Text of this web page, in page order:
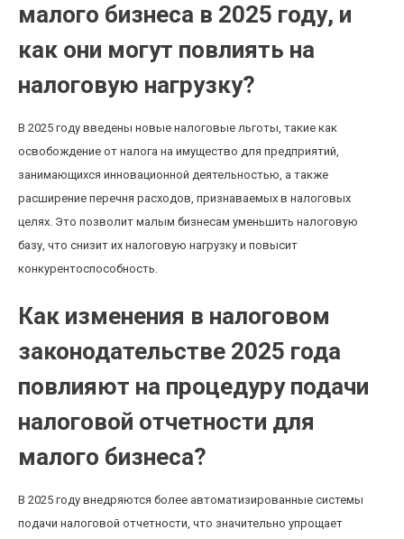
малого бизнеса в 2025 году, и
как они могут повлиять на
налоговую нагрузку?
В 2025 году введены новые налоговые льготы, такие как
освобождение от налога на имущество для предприятий,
занимающихся инновационной деятельностью, а также
расширение перечня расходов, признаваемых в налоговых
целях. Это позволит малым бизнесам уменьшить налоговую
базу, что снизит их налоговую нагрузку и повысит
конкурентоспособность.
Как изменения в налоговом
законодательстве 2025 года
повлияют на процедуру подачи
налоговой отчетности для
малого бизнеса?
В 2025 году внедряются более автоматизированные системы
подачи налоговой отчетности, что значительно упрощает